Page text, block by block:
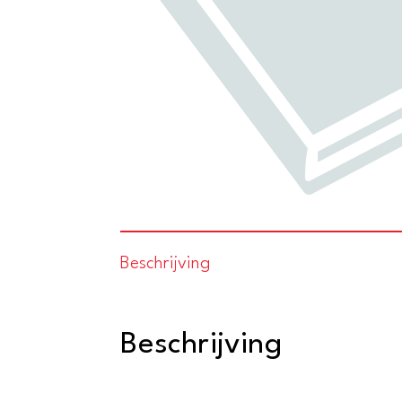
Beschrijving
Beschrijving